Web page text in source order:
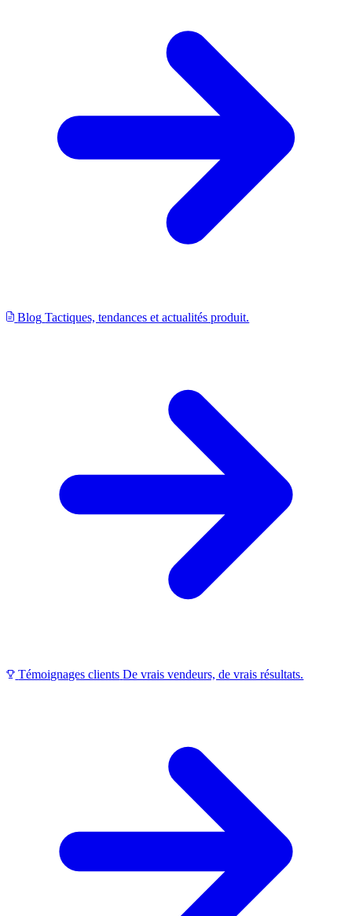
Blog Tactiques, tendances et actualités produit.
Témoignages clients De vrais vendeurs, de vrais résultats.